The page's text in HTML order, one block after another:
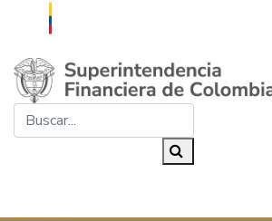
Saltar al contenido principal